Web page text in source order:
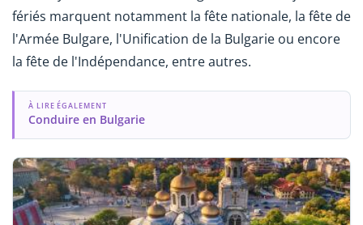
fériés marquent notamment la fête nationale, la fête de
l'Armée Bulgare, l'Unification de la Bulgarie ou encore
la fête de l'Indépendance, entre autres.
À LIRE ÉGALEMENT
Conduire en Bulgarie